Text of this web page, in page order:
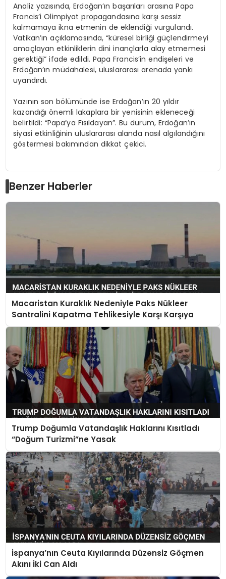
Analiz yazısında, Erdoğan’ın başarıları arasına Papa
Francis’i Olimpiyat propagandasına karşı sessiz
kalmamaya ikna etmenin de eklendiği vurgulandı.
Vatikan’ın açıklamasında, “küresel birliği güçlendirmeyi
amaçlayan etkinliklerin dini inançlarla alay etmemesi
gerektiği” ifade edildi. Papa Francis’in endişeleri ve
Erdoğan’ın müdahalesi, uluslararası arenada yankı
uyandırdı.
Yazının son bölümünde ise Erdoğan’ın 20 yıldır
kazandığı önemli lakaplara bir yenisinin ekleneceği
belirtildi: “Papa’ya Fısıldayan”. Bu durum, Erdoğan’ın
siyasi etkinliğinin uluslararası alanda nasıl algılandığını
göstermesi bakımından dikkat çekici.
Benzer Haberler
Macaristan Kuraklık Nedeniyle Paks Nükleer
Santralini Kapatma Tehlikesiyle Karşı Karşıya
Trump Doğumla Vatandaşlık Haklarını Kısıtladı
“Doğum Turizmi”ne Yasak
İspanya’nın Ceuta Kıyılarında Düzensiz Göçmen
Akını İki Can Aldı